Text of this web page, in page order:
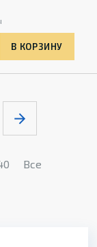
В КОРЗИНУ
Все